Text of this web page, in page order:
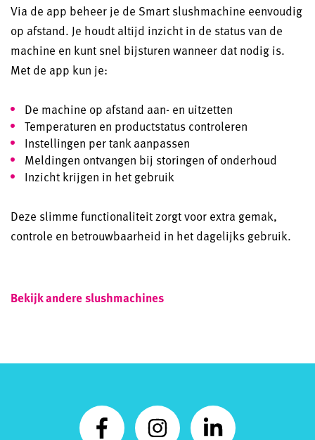
Via de app beheer je de Smart slushmachine eenvoudig
op afstand. Je houdt altijd inzicht in de status van de
machine en kunt snel bijsturen wanneer dat nodig is.
Met de app kun je:
De machine op afstand aan- en uitzetten
Temperaturen en productstatus controleren
Instellingen per tank aanpassen
Meldingen ontvangen bij storingen of onderhoud
Inzicht krijgen in het gebruik
Deze slimme functionaliteit zorgt voor extra gemak,
controle en betrouwbaarheid in het dagelijks gebruik.
Bekijk andere slushmachines